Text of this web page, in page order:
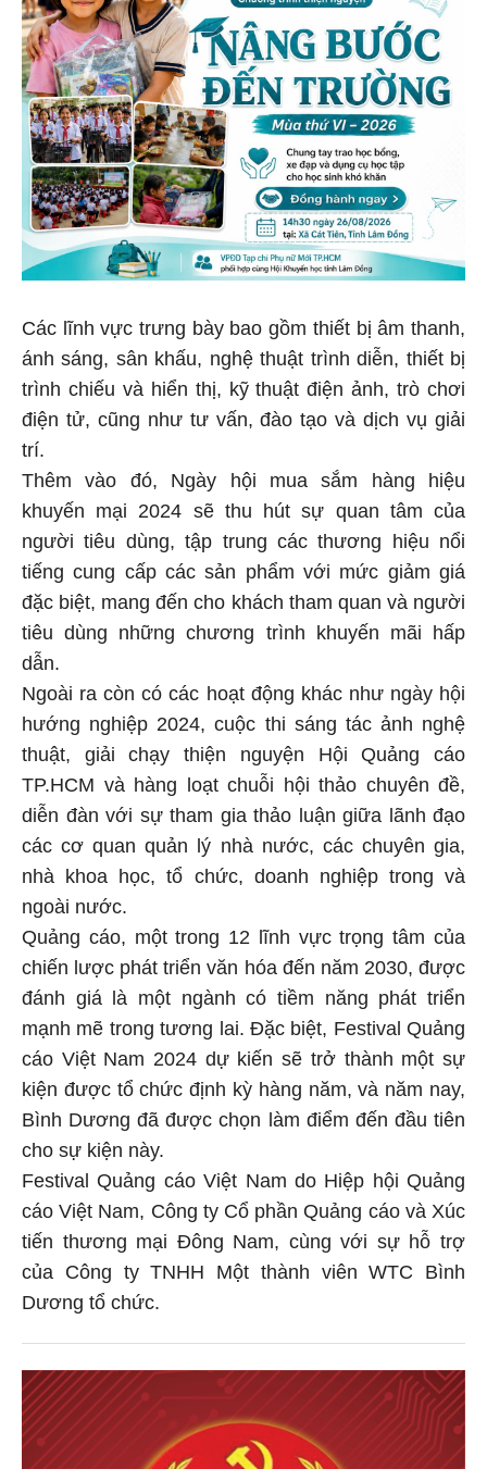
Các lĩnh vực trưng bày bao gồm thiết bị âm thanh,
ánh sáng, sân khấu, nghệ thuật trình diễn, thiết bị
trình chiếu và hiển thị, kỹ thuật điện ảnh, trò chơi
điện tử, cũng như tư vấn, đào tạo và dịch vụ giải
trí.
Thêm vào đó, Ngày hội mua sắm hàng hiệu
khuyến mại 2024 sẽ thu hút sự quan tâm của
người tiêu dùng, tập trung các thương hiệu nổi
tiếng cung cấp các sản phẩm với mức giảm giá
đặc biệt, mang đến cho khách tham quan và người
tiêu dùng những chương trình khuyến mãi hấp
dẫn.
Ngoài ra còn có các hoạt động khác như ngày hội
hướng nghiệp 2024, cuộc thi sáng tác ảnh nghệ
thuật, giải chạy thiện nguyện Hội Quảng cáo
TP.HCM và hàng loạt chuỗi hội thảo chuyên đề,
diễn đàn với sự tham gia thảo luận giữa lãnh đạo
các cơ quan quản lý nhà nước, các chuyên gia,
nhà khoa học, tổ chức, doanh nghiệp trong và
ngoài nước.
Quảng cáo, một trong 12 lĩnh vực trọng tâm của
chiến lược phát triển văn hóa đến năm 2030, được
đánh giá là một ngành có tiềm năng phát triển
mạnh mẽ trong tương lai. Đặc biệt, Festival Quảng
cáo Việt Nam 2024 dự kiến sẽ trở thành một sự
kiện được tổ chức định kỳ hàng năm, và năm nay,
Bình Dương đã được chọn làm điểm đến đầu tiên
cho sự kiện này.
Festival Quảng cáo Việt Nam do Hiệp hội Quảng
cáo Việt Nam, Công ty Cổ phần Quảng cáo và Xúc
tiến thương mại Đông Nam, cùng với sự hỗ trợ
của Công ty TNHH Một thành viên WTC Bình
Dương tổ chức.